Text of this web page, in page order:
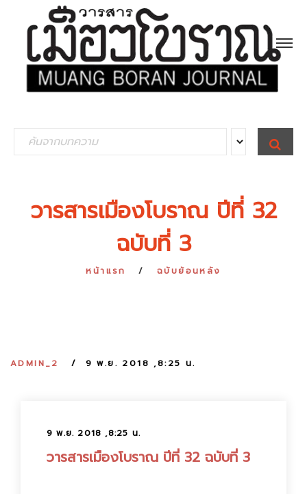
e
S
E
A
วารสารเมืองโบราณ ปีที่ 32
ฉบับที่ 3
หน้าแรก ฉบับย้อนหลัง
ADMIN_2 9 พ.ย. 2018 ,8:25 น.
9 พ.ย. 2018 ,8:25 น.
วารสารเมืองโบราณ ปีที่ 32 ฉบับที่ 3